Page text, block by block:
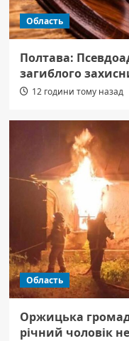
Область
Полтава:
загиблого
12 години тому назад
Область
Оржицька
річний чоловік